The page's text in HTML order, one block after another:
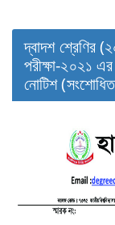
দ্বাদশ শ্রেণির
পরীক্ষা-২০২১
নোটিশ